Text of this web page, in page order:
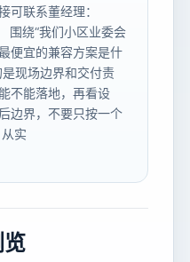
可联系董经理：
围绕“我们小区业委会
便宜的兼容方案是什
现场边界和交付责
不能落地，再看设
边界，不要只按一个
实